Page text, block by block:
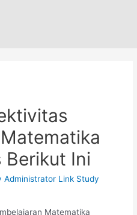
Berikut Ini
Administrator Link Study
Matematika